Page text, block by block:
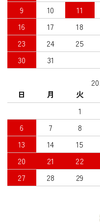
9
10 11
16
17 18
23
24 25
30
31
日
月 火
1
6
7 8
13
14 15
20
21 22
27
28 29